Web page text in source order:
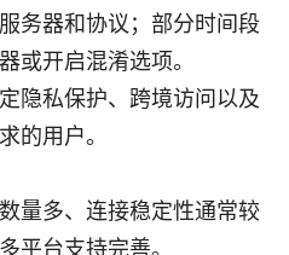
务器和协议；部分时间段
或开启混淆选项。
隐私保护、跨境访问以及
的用户。
量多、连接稳定性通常较
平台支持完善。